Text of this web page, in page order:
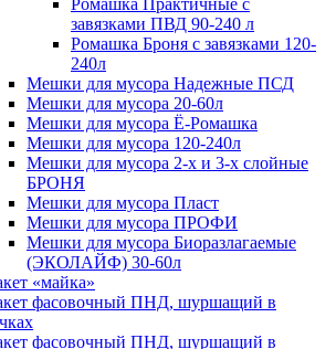
завязками ПВД 90-240 л
Ромашка Броня с завязками 120-
240л
Мешки для мусора Надежные ПСД
Мешки для мусора 20-60л
Мешки для мусора Ё-Ромашка
Мешки для мусора 120-240л
Мешки для мусора 2-х и 3-х слойные
БРОНЯ
Мешки для мусора Пласт
Мешки для мусора ПРОФИ
Мешки для мусора Биоразлагаемые
(ЭКОЛАЙФ) 30-60л
«майка»
фасовочный ПНД, шуршащий в
фасовочный ПНД, шуршащий в